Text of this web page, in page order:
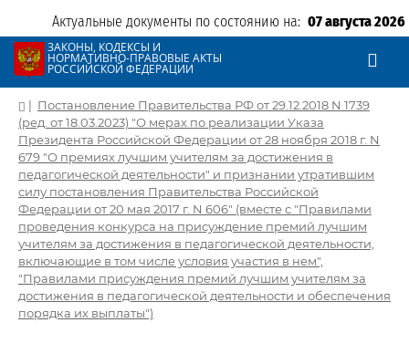
Актуальные документы по состоянию на: 07 августа 2026
ЗАКОНЫ, КОДЕКСЫ И
НОРМАТИВНО-ПРАВОВЫЕ АКТЫ
РОССИЙСКОЙ ФЕДЕРАЦИИ
| Постановление Правительства РФ от 29.12.2018 N 1739
(ред. от 18.03.2023) "О мерах по реализации Указа
Президента Российской Федерации от 28 ноября 2018 г. N
679 "О премиях лучшим учителям за достижения в
педагогической деятельности" и признании утратившим
силу постановления Правительства Российской
Федерации от 20 мая 2017 г. N 606" (вместе с "Правилами
проведения конкурса на присуждение премий лучшим
учителям за достижения в педагогической деятельности,
включающие в том числе условия участия в нем",
"Правилами присуждения премий лучшим учителям за
достижения в педагогической деятельности и обеспечения
порядка их выплаты")